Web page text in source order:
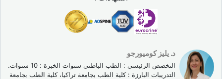
د. يليز كوميورجو
التخصص الرئيسي : الطب الباطني سنوات الخبرة : 10 سنوات.
التدريبات البارزة : كلية الطب بجامعة تراكيا، كلية الطب بجامعة